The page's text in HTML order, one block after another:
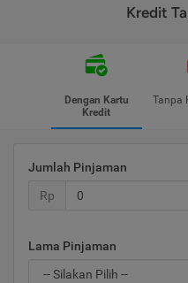
Kredit
Dengan Kartu
Kredit
Tanpa
Jumlah Pinjaman
Rp
Lama Pinjaman